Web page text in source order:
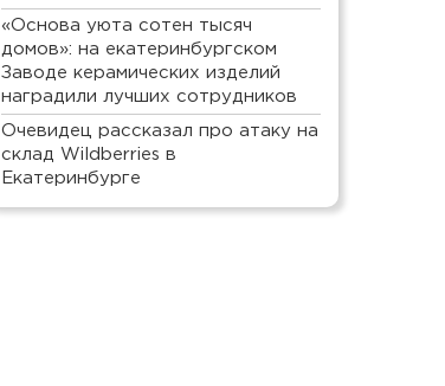
«Основа уюта сотен тысяч
домов»: на екатеринбургском
Заводе керамических изделий
наградили лучших сотрудников
Очевидец рассказал про атаку на
склад Wildberries в
Екатеринбурге